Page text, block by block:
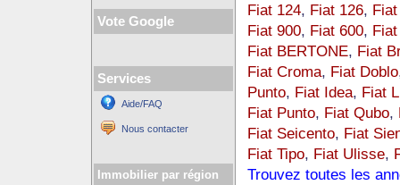
Vote Google
Services
Aide/FAQ
Nous contacter
Immobilier par région
Fiat 124, Fiat 126,
Fiat 900, Fiat 600,
Fiat BERTONE, Fiat
Fiat Croma, Fiat Doblo
Punto, Fiat Idea, Fiat
Fiat Punto, Fiat Qubo,
Fiat Seicento, Fiat
Fiat Tipo, Fiat Ulisse,
Trouvez toutes les